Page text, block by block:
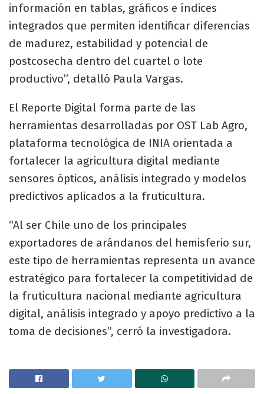
información en tablas, gráficos e índices
integrados que permiten identificar diferencias
de madurez, estabilidad y potencial de
postcosecha dentro del cuartel o lote
productivo”, detalló Paula Vargas.
El Reporte Digital forma parte de las
herramientas desarrolladas por OST Lab Agro,
plataforma tecnológica de INIA orientada a
fortalecer la agricultura digital mediante
sensores ópticos, análisis integrado y modelos
predictivos aplicados a la fruticultura.
“Al ser Chile uno de los principales
exportadores de arándanos del hemisferio sur,
este tipo de herramientas representa un avance
estratégico para fortalecer la competitividad de
la fruticultura nacional mediante agricultura
digital, análisis integrado y apoyo predictivo a la
toma de decisiones”, cerró la investigadora.